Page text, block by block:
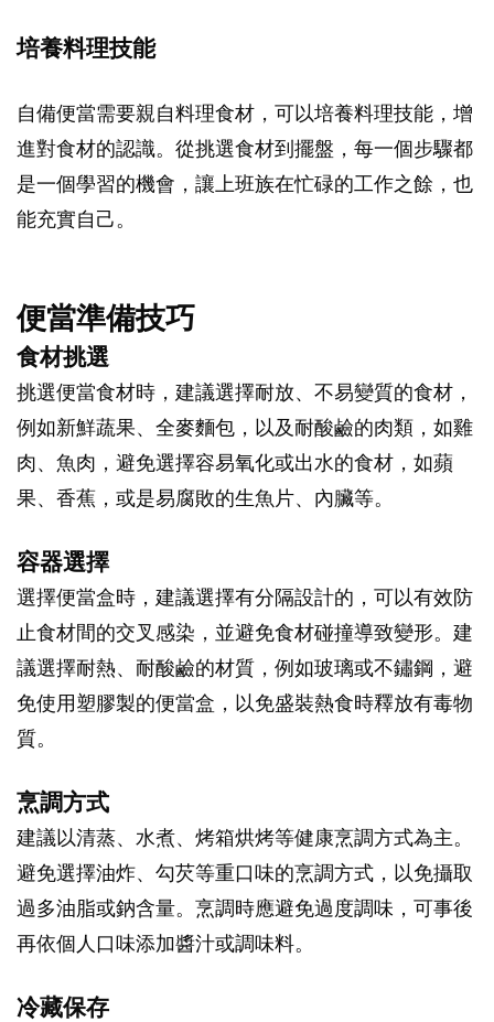
培養料理技能
自備便當需要親自料理食材，可以培養料理技能，增
進對食材的認識。從挑選食材到擺盤，每一個步驟都
是一個學習的機會，讓上班族在忙碌的工作之餘，也
能充實自己。
便當準備技巧
食材挑選
挑選便當食材時，建議選擇耐放、不易變質的食材，
例如新鮮蔬果、全麥麵包，以及耐酸鹼的肉類，如雞
肉、魚肉，避免選擇容易氧化或出水的食材，如蘋
果、香蕉，或是易腐敗的生魚片、內臟等。
容器選擇
選擇便當盒時，建議選擇有分隔設計的，可以有效防
止食材間的交叉感染，並避免食材碰撞導致變形。建
議選擇耐熱、耐酸鹼的材質，例如玻璃或不鏽鋼，避
免使用塑膠製的便當盒，以免盛裝熱食時釋放有毒物
質。
烹調方式
建議以清蒸、水煮、烤箱烘烤等健康烹調方式為主。
避免選擇油炸、勾芡等重口味的烹調方式，以免攝取
過多油脂或鈉含量。烹調時應避免過度調味，可事後
再依個人口味添加醬汁或調味料。
冷藏保存